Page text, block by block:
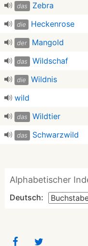
das Zebra
die Heckenrose
der Mangold
das Wildschaf
die Wildnis
wild
das Wildtier
das Schwarzwild
Alphabetischer
Deutsch: